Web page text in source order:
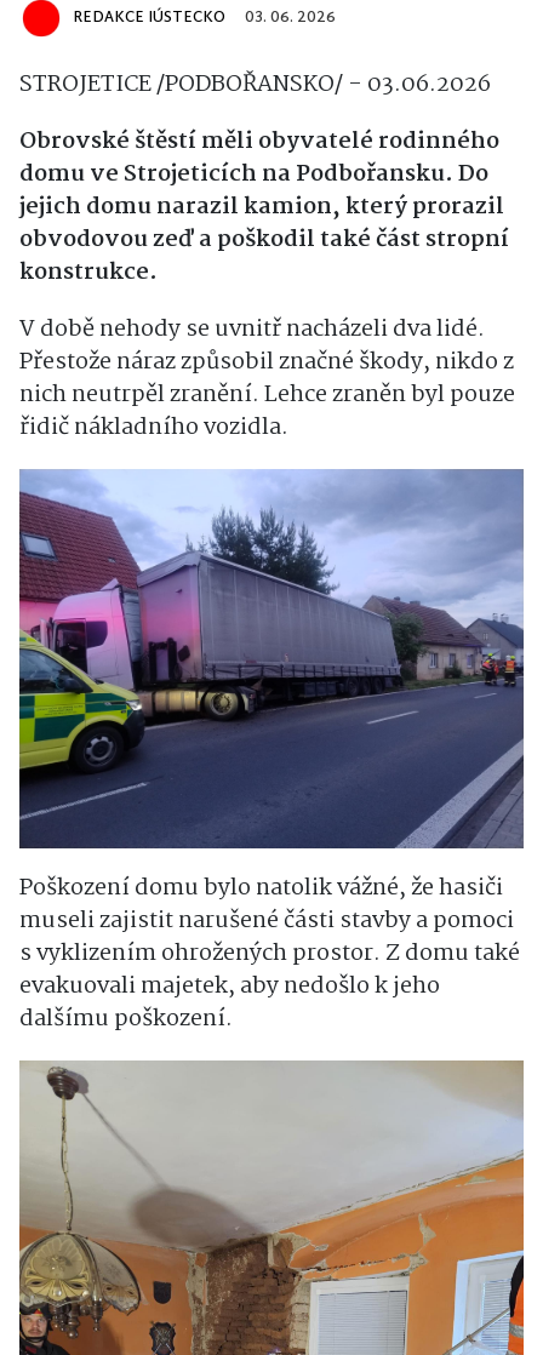
REDAKCE IÚSTECKO 03. 06. 2026
STROJETICE /PODBOŘANSKO/ - 03.06.2026
Obrovské štěstí měli obyvatelé rodinného
domu ve Strojeticích na Podbořansku. Do
jejich domu narazil kamion, který prorazil
obvodovou zeď a poškodil také část stropní
konstrukce.
V době nehody se uvnitř nacházeli dva lidé.
Přestože náraz způsobil značné škody, nikdo z
nich neutrpěl zranění. Lehce zraněn byl pouze
řidič nákladního vozidla.
Poškození domu bylo natolik vážné, že hasiči
museli zajistit narušené části stavby a pomoci
s vyklizením ohrožených prostor. Z domu také
evakuovali majetek, aby nedošlo k jeho
dalšímu poškození.